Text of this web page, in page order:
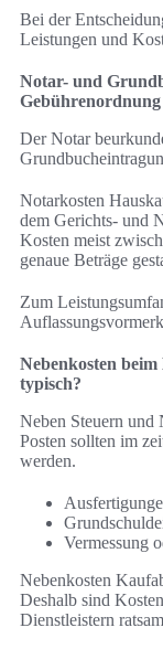
Bei der
Leistungen und
Notar- und
Gebührenordnung
Der Notar
Notarkosten
dem Gerichts- und
Kosten meist
genaue Beträge
Zum
Nebenkosten beim
typisch?
Neben Steuern und
Posten sollten im
werden.
Vermessung
Nebenkosten
Deshalb sind
Dienstleistern